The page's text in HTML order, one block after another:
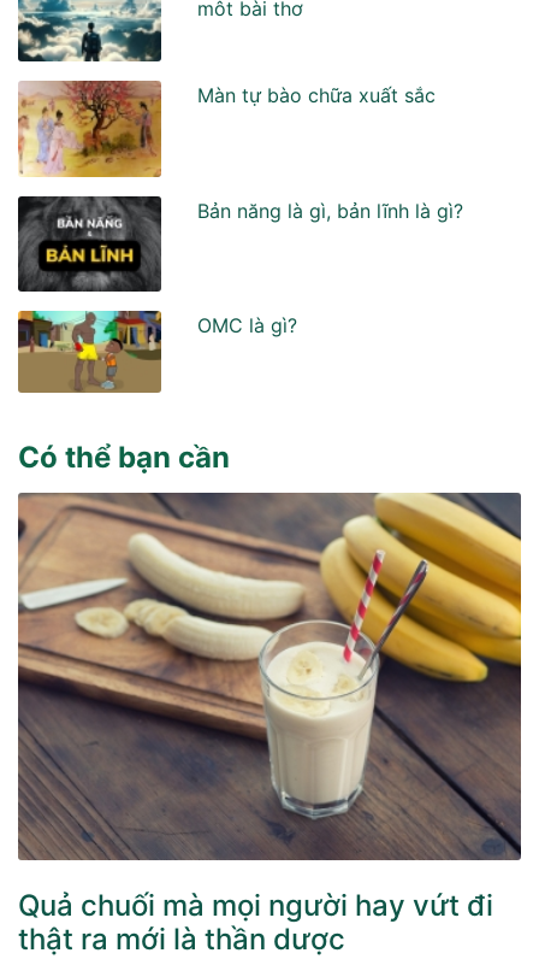
môt bài thơ
Màn tự bào chữa xuất sắc
Bản năng là gì, bản lĩnh là gì?
OMC là gì?
Có thể bạn cần
Quả chuối mà mọi người hay vứt đi
thật ra mới là thần dược